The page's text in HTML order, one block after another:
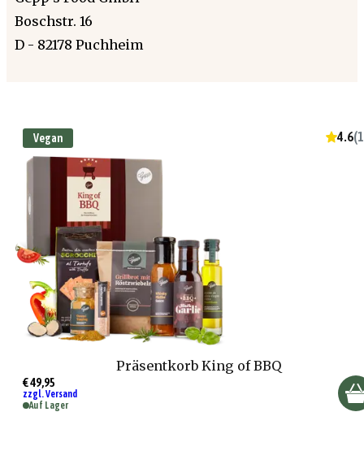
Boschstr. 16
D - 82178 Puchheim
Vegan 4.6(
Präsentkorb King of BBQ
€ 49,95
zzgl. Versand
Auf Lager